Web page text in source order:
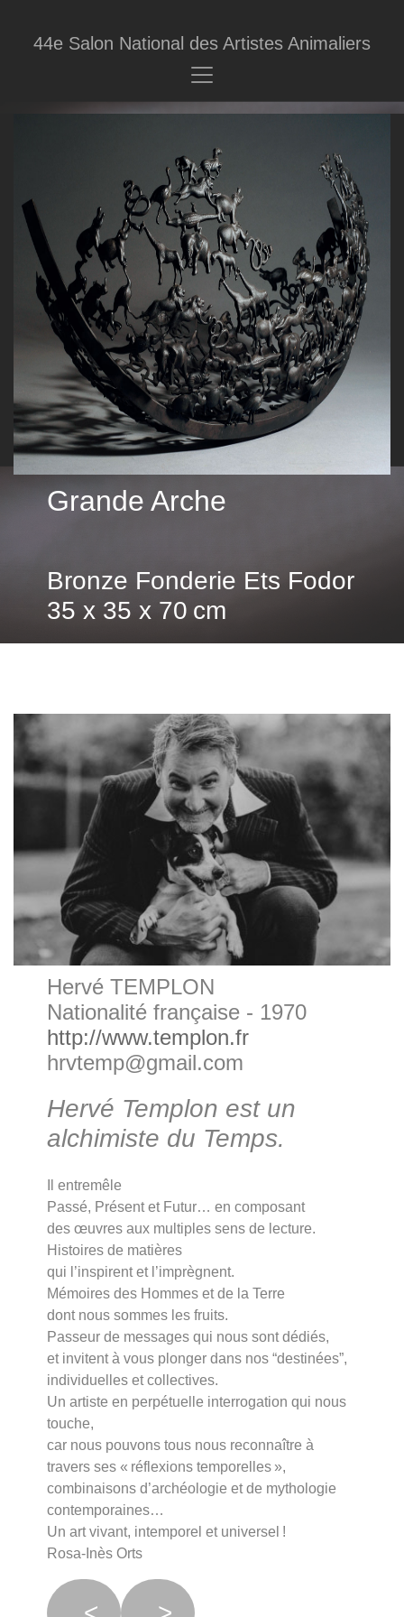
44e Salon National des Artistes Animaliers
Grande Arche
Bronze Fonderie Ets Fodor
35 x 35 x 70 cm
Hervé TEMPLON
Nationalité française - 1970
http://www.templon.fr
hrvtemp@gmail.com
Hervé Templon est un
alchimiste du Temps.
Il entremêle
Passé, Présent et Futur… en composant
des œuvres aux multiples sens de lecture.
Histoires de matières
qui l’inspirent et l’imprègnent.
Mémoires des Hommes et de la Terre
dont nous sommes les fruits.
Passeur de messages qui nous sont dédiés,
et invitent à vous plonger dans nos “destinées”,
individuelles et collectives.
Un artiste en perpétuelle interrogation qui nous
touche,
car nous pouvons tous nous reconnaître à
travers ses « réflexions temporelles »,
combinaisons d’archéologie et de mythologie
contemporaines…
Un art vivant, intemporel et universel !
Rosa-Inès Orts